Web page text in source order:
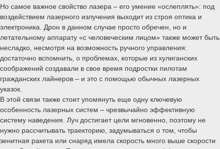
Но самое важное свойство лазера – его умение «ослеплять»: под
воздействием лазерного излучения выходит из строя оптика и
электроника. Дрон в данном случае просто обречен, но и
летательному аппарату «с человеческим лицом» также может быть
несладко, несмотря на возможность ручного управления:
достаточно вспомнить, о проблемах, которые из хулиганских
соображений создавали в свое время подростки пилотам
гражданских лайнеров – и это с помощью обычных лазерных
указок.
В этой связи также стоит упомянуть еще одну ключевую
особенность лазерных систем – чрезвычайно эффективную
систему наведения. Луч достигает цели мгновенно, поэтому не
нужно рассчитывать траекторию, задумываться о том, чтобы
зенитная ракета или снаряд имела скорость много выше скорости